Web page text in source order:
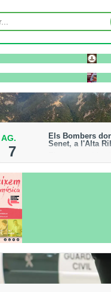
afectacions
AG.
7
Els Bombers
Senet, a l'Alta
mitjans aeris per